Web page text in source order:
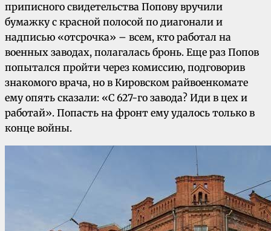
приписного свидетельства Попову вручили
бумажку с красной полосой по диагонали и
надписью «отсрочка» – всем, кто работал на
военных заводах, полагалась бронь. Еще раз Попов
попытался пройти через комиссию, подговорив
знакомого врача, но в Кировском райвоенкомате
ему опять сказали: «С 627-го завода? Иди в цех и
работай». Попасть на фронт ему удалось только в
конце войны.